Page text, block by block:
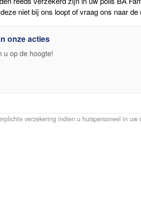
niet bij ons loopt of vraag ons naar
onze acties
u op de hoogte!
verzekering indien u huispersoneel in uw